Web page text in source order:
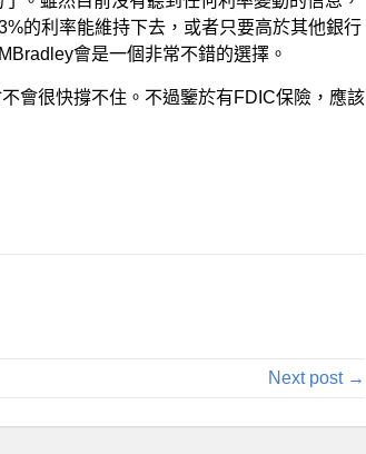
的利率能維持下去，或者只要高於其他銀行
會是一個非常不錯的選擇。
會很快撐不住。不過鑒於有FDIC保險，應該
Next post →